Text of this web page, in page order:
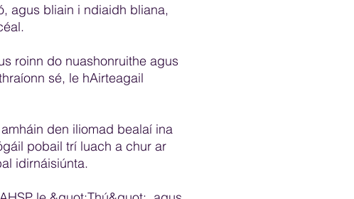
agus bliain i ndiaidh bliana,
roinn do nuashonruithe agus
sé, le hAirteagail
den iliomad bealaí ina
pobail trí luach a chur ar
idirnáisiúnta.